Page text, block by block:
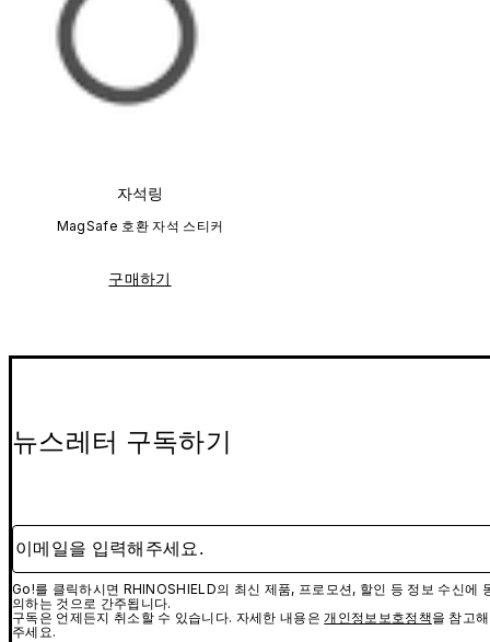
자석링
MagSafe 호환 자석 스티커
구매하기
뉴스레터 구독하기
이메일을 입력해주세요.
Go!를 클릭하시면 RHINOSHIELD의 최신 제품, 프로모션, 할인 등 정보 수신에
의하는 것으로 간주됩니다.
구독은 언제든지 취소할 수 있습니다. 자세한 내용은 개인정보보호정책을 참고해
주세요.